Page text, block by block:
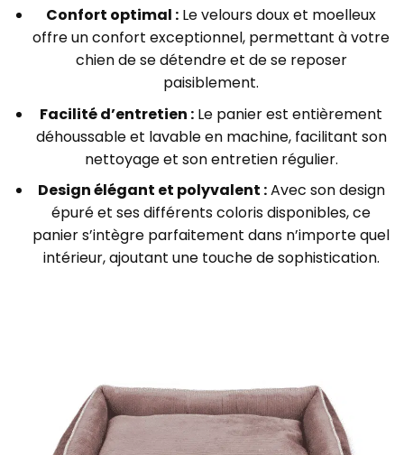
Confort optimal : Le velours doux et moelleux
offre un confort exceptionnel, permettant à votre
chien de se détendre et de se reposer
paisiblement.
Facilité d’entretien : Le panier est entièrement
déhoussable et lavable en machine, facilitant son
nettoyage et son entretien régulier.
Design élégant et polyvalent :Avec son design
épuré et ses différents coloris disponibles, ce
panier s’intègre parfaitement dans n’importe quel
intérieur, ajoutant une touche de sophistication.